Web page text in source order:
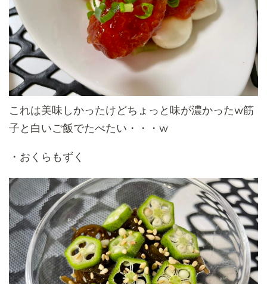
これは美味しかったけどちょっと味が濃かったw筋
子と白いご飯でたべたい・・・w
・おくらもずく